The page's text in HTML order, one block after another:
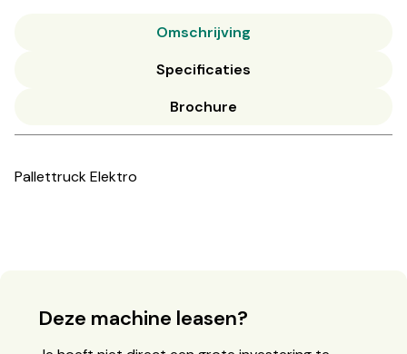
Omschrijving
Specificaties
Brochure
Pallettruck Elektro
Deze machine leasen?